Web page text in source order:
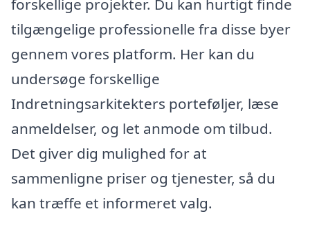
forskellige projekter. Du kan hurtigt finde
tilgængelige professionelle fra disse byer
gennem vores platform. Her kan du
undersøge forskellige
Indretningsarkitekters porteføljer, læse
anmeldelser, og let anmode om tilbud.
Det giver dig mulighed for at
sammenligne priser og tjenester, så du
kan træffe et informeret valg.